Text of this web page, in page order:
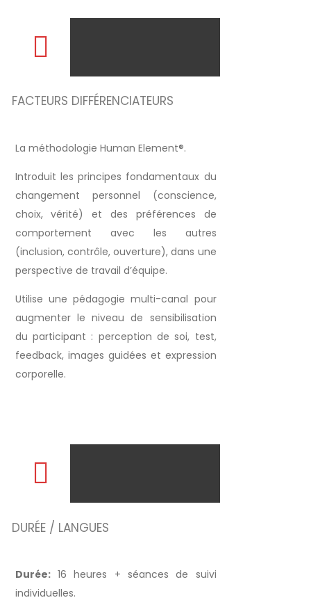
FACTEURS DIFFÉRENCIATEURS
La méthodologie Human Element®.
Introduit les principes fondamentaux du
changement personnel (conscience,
choix, vérité) et des préférences de
comportement avec les autres
(inclusion, contrôle, ouverture), dans une
perspective de travail d’équipe.
Utilise une pédagogie multi-canal pour
augmenter le niveau de sensibilisation
du participant : perception de soi, test,
feedback, images guidées et expression
corporelle.
DURÉE / LANGUES
Durée:16 heures + séances de suivi
individuelles.